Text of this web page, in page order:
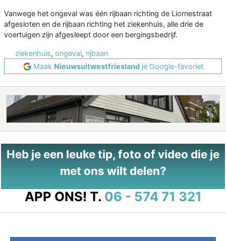
Vanwege het ongeval was één rijbaan richting de Liornestraat
afgesloten en de rijbaan richting het ziekenhuis, alle drie de
voertuigen zijn afgesleept door een bergingsbedrijf.
ziekenhuis, ongeval, rijbaan
Maak Nieuwsuitwestfrieslandje Google-favoriet
Heb je een leuke tip, foto of video die je
met ons wilt delen?
APP ONS! T. 06 - 574 71 321